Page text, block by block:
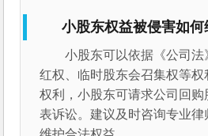
小股东权益被侵害如何
小股东可以依据《公司
红权、临时股东会召集权等权
权利，小股东可请求公司回
表诉讼。建议及时咨询专业